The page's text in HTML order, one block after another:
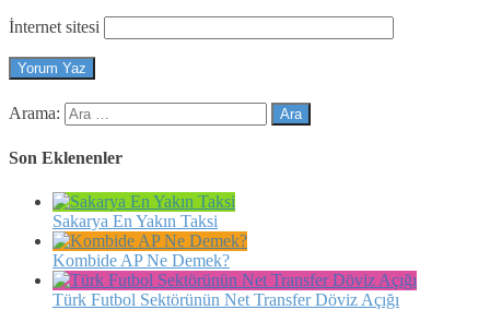
İnternet sitesi
Arama:
Son Eklenenler
Sakarya En Yakın Taksi
Kombide AP Ne Demek?
Türk Futbol Sektörünün Net Transfer Döviz Açığı